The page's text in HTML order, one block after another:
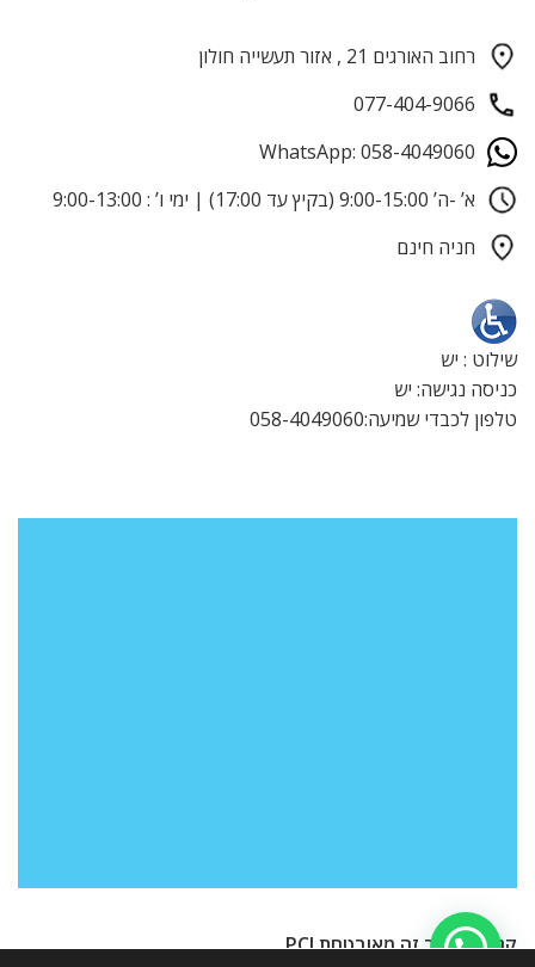
רחוב האורגים 21 , אזור תעשייה חולון
077-404-9066
WhatsApp: 058-4049060
א’ -ה’ 9:00-15:00 (בקיץ עד 17:00) | ימי ו’ : 9:00-13:00
חניה חינם
שילוט : יש
כניסה נגישה: יש
טלפון לכבדי שמיעה:058-4049060
קנייה באתר זה מאובטחת PCI